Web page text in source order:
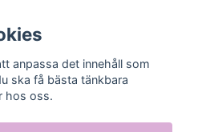
anpassa det innehåll som
ska få bästa tänkbara
hos oss.